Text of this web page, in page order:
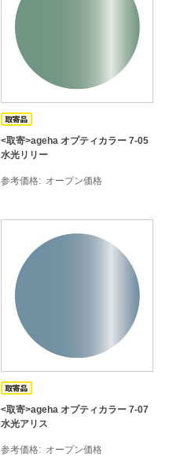
<取寄>ageha オプティカラー 7-05
水光リリー
参考価格 オープン価格
<取寄>ageha オプティカラー 7-07
水光アリス
参考価格 オープン価格